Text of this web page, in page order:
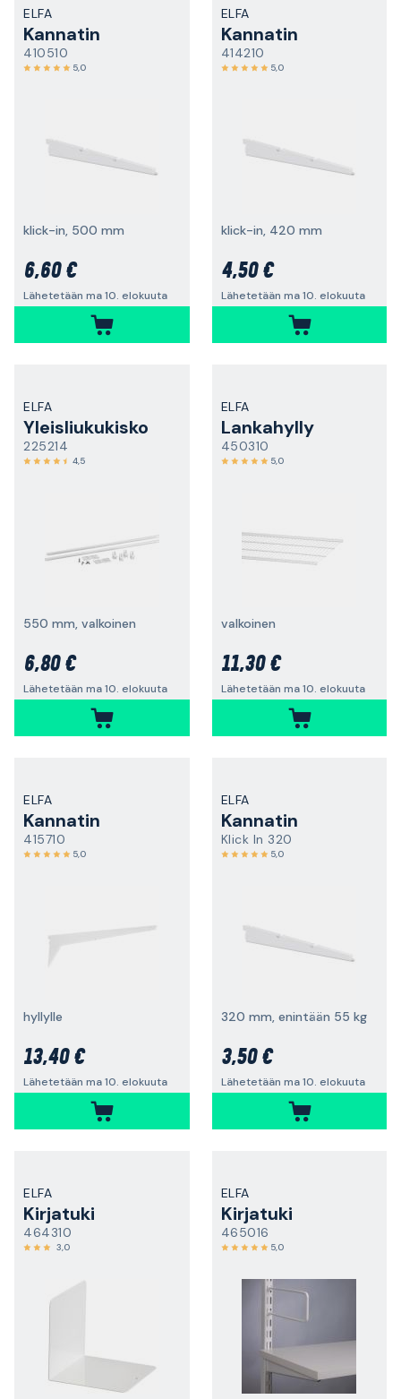
ELFA
Kannatin
410510
5,0
klick-in, 500 mm
6,60 €
Lähetetään ma 10. elokuuta
ELFA
Kannatin
414210
5,0
klick-in, 420 mm
4,50 €
Lähetetään ma 10. elokuuta
ELFA
Yleisliukukisko
225214
4,5
550 mm, valkoinen
6,80 €
Lähetetään ma 10. elokuuta
ELFA
Lankahylly
450310
5,0
valkoinen
11,30 €
Lähetetään ma 10. elokuuta
ELFA
Kannatin
415710
5,0
hyllylle
13,40 €
Lähetetään ma 10. elokuuta
ELFA
Kannatin
Klick In 320
5,0
320 mm, enintään 55 kg
3,50 €
Lähetetään ma 10. elokuuta
ELFA
Kirjatuki
464310
3,0
ELFA
Kirjatuki
465016
5,0